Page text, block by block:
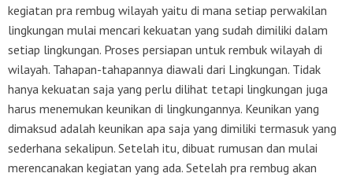
kegiatan pra rembug wilayah yaitu di mana setiap perwakilan
lingkungan mulai mencari kekuatan yang sudah dimiliki dalam
setiap lingkungan. Proses persiapan untuk rembuk wilayah di
wilayah. Tahapan-tahapannya diawali dari Lingkungan. Tidak
hanya kekuatan saja yang perlu dilihat tetapi lingkungan juga
harus menemukan keunikan di lingkungannya. Keunikan yang
dimaksud adalah keunikan apa saja yang dimiliki termasuk yang
sederhana sekalipun. Setelah itu, dibuat rumusan dan mulai
merencanakan kegiatan yang ada. Setelah pra rembug akan